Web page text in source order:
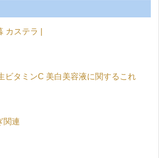
カステラ |
ビタミンC 美白美容液に関するこれ
関連